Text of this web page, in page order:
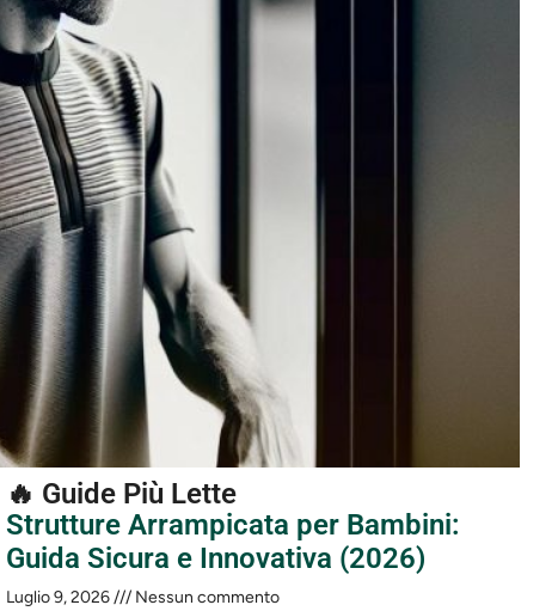
🔥 Guide Più Lette
Strutture Arrampicata per Bambini:
Guida Sicura e Innovativa (2026)
Luglio 9, 2026 Nessun commento